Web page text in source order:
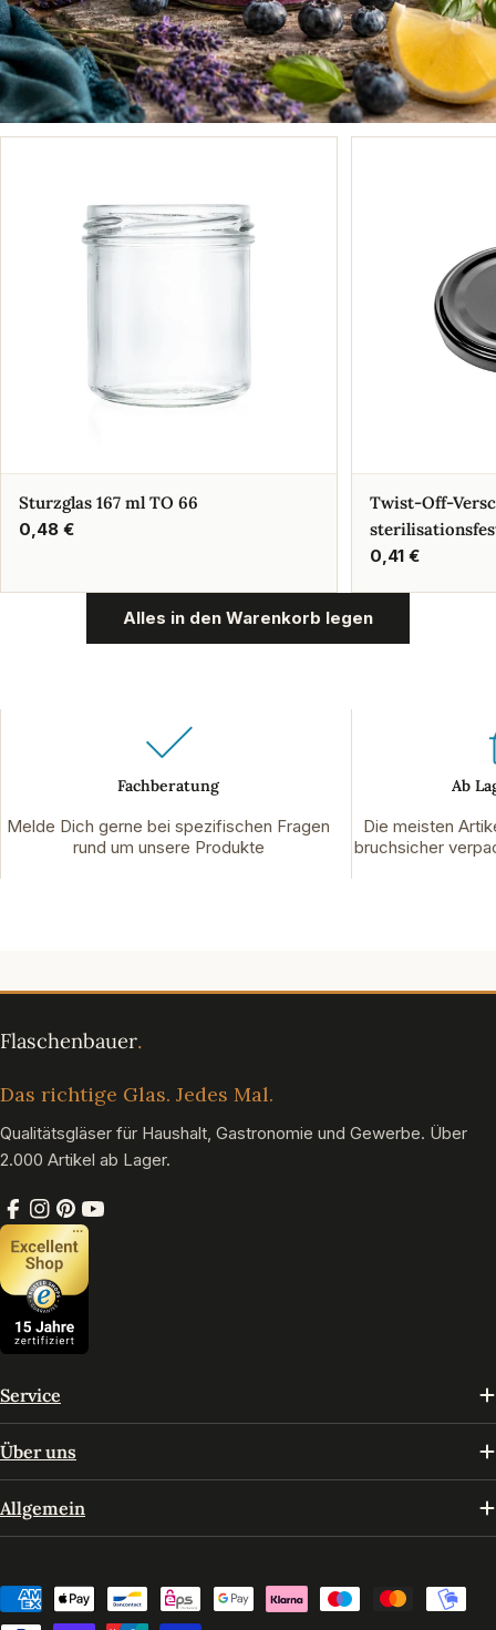
Sturzglas 167 ml TO 66
Regulärer
0,48 €
Twist-Off-
Regulärer
0,41 €
Alles in den Warenkorb legen
Fachberatung
Melde Dich gerne bei spezifischen Fragen
rund um unsere Produkte
Ab
Die meisten
bruchsicher
Das richtige Glas. Jedes Mal.
Qualitätsgläser für Haushalt, Gastronomie und Gewerbe. Über
2.000 Artikel ab Lager.
Facebook
Instagram
Pinterest
YouTube
Service
Über uns
Allgemein
Zahlungsmethoden